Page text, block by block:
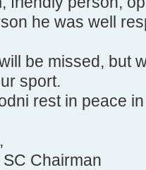
he was well
be missed, but
sport.
rest in peace
Chairman